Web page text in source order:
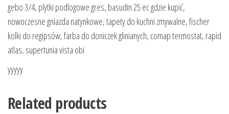
gebo 3/4, plytki podlogowe gres, basudin 25 ec gdzie kupić,
nowoczesne gniazda natynkowe, tapety do kuchni zmywalne, fischer
kolki do regipsów, farba do doniczek glinianych, comap termostat, rapid
atlas, supertunia vista obi
yyyyy
Related products